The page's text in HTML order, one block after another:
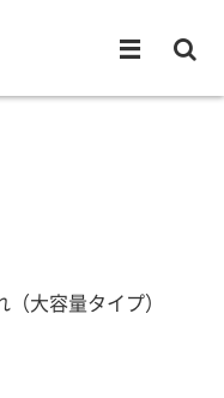
大容量タイプ）